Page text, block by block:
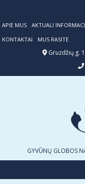
content
APIE MUS AKTUALI
KONTAKTAI
MUS RASITE
Gruzdžių g.
GYVŪNŲ GLOBOS